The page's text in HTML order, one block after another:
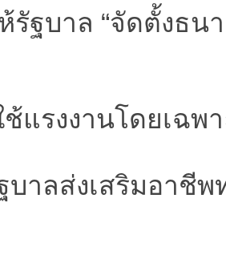
รัฐบาล “จัดตั้งธน
แรงงานโดยเฉพ
บาลส่งเสริมอาชี